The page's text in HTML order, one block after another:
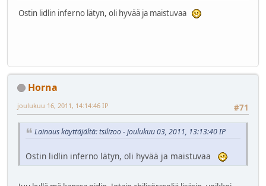
Ostin lidlin inferno lätyn, oli hyvää ja maistuvaa
Horna
#71
joulukuu 16, 2011, 14:14:46 IP
Lainaus käyttäjältä: tsilizoo - joulukuu 03, 2011, 13:13:40 IP
Ostin lidlin inferno lätyn, oli hyvää ja maistuvaa